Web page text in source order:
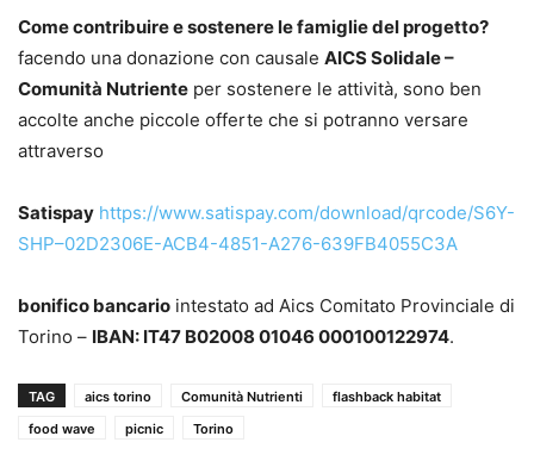
Come contribuire e sostenere le famiglie del progetto?
facendo una donazione con causale AICS Solidale –
Comunità Nutriente per sostenere le attività, sono ben
accolte anche piccole offerte che si potranno versare
attraverso
Satispay https://www.satispay.com/download/qrcode/S6Y-
SHP–02D2306E-ACB4-4851-A276-639FB4055C3A
bonifico bancario intestato ad Aics Comitato Provinciale di
Torino – IBAN: IT47 B02008 01046 000100122974.
TAG aics torino Comunità Nutrienti
flashback habitat
food wave
picnic Torino